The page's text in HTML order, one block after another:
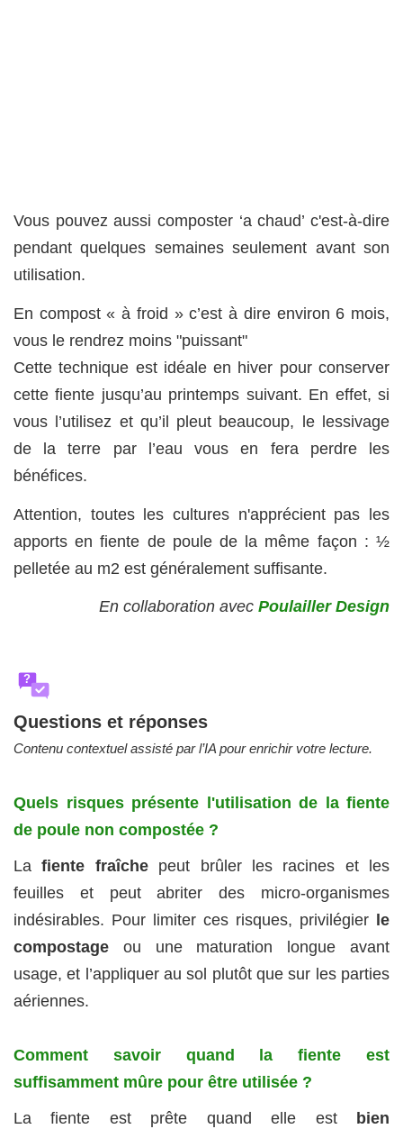
Vous pouvez aussi composter ‘a chaud’ c'est-à-dire
pendant quelques semaines seulement avant son
utilisation.
En compost « à froid » c’est à dire environ 6 mois,
vous le rendrez moins "puissant"
Cette technique est idéale en hiver pour conserver
cette fiente jusqu’au printemps suivant. En effet, si
vous l’utilisez et qu’il pleut beaucoup, le lessivage
de la terre par l’eau vous en fera perdre les
bénéfices.
Attention, toutes les cultures n'apprécient pas les
apports en fiente de poule de la même façon : ½
pelletée au m2 est généralement suffisante.
En collaboration avec Poulailler Design
?
Questions et réponses
Contenu contextuel assisté par l’IA pour enrichir votre lecture.
Quels risques présente l'utilisation de la fiente
de poule non compostée ?
Lafiente fraîchepeut brûler les racines et les
feuilles et peut abriter des micro-organismes
indésirables. Pour limiter ces risques, privilégier
le
compostage ou une maturation longue avant
usage, et l’appliquer au sol plutôt que sur les parties
aériennes.
Comment savoir quand la fiente est
suffisamment mûre pour être utilisée ?
La fiente est prête quand elle est
bien